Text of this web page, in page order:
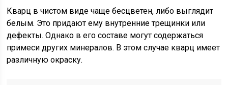
Кварц в чистом виде чаще бесцветен, либо выглядит
белым. Это придают ему внутренние трещинки или
дефекты. Однако в его составе могут содержаться
примеси других минералов. В этом случае кварц имеет
различную окраску.